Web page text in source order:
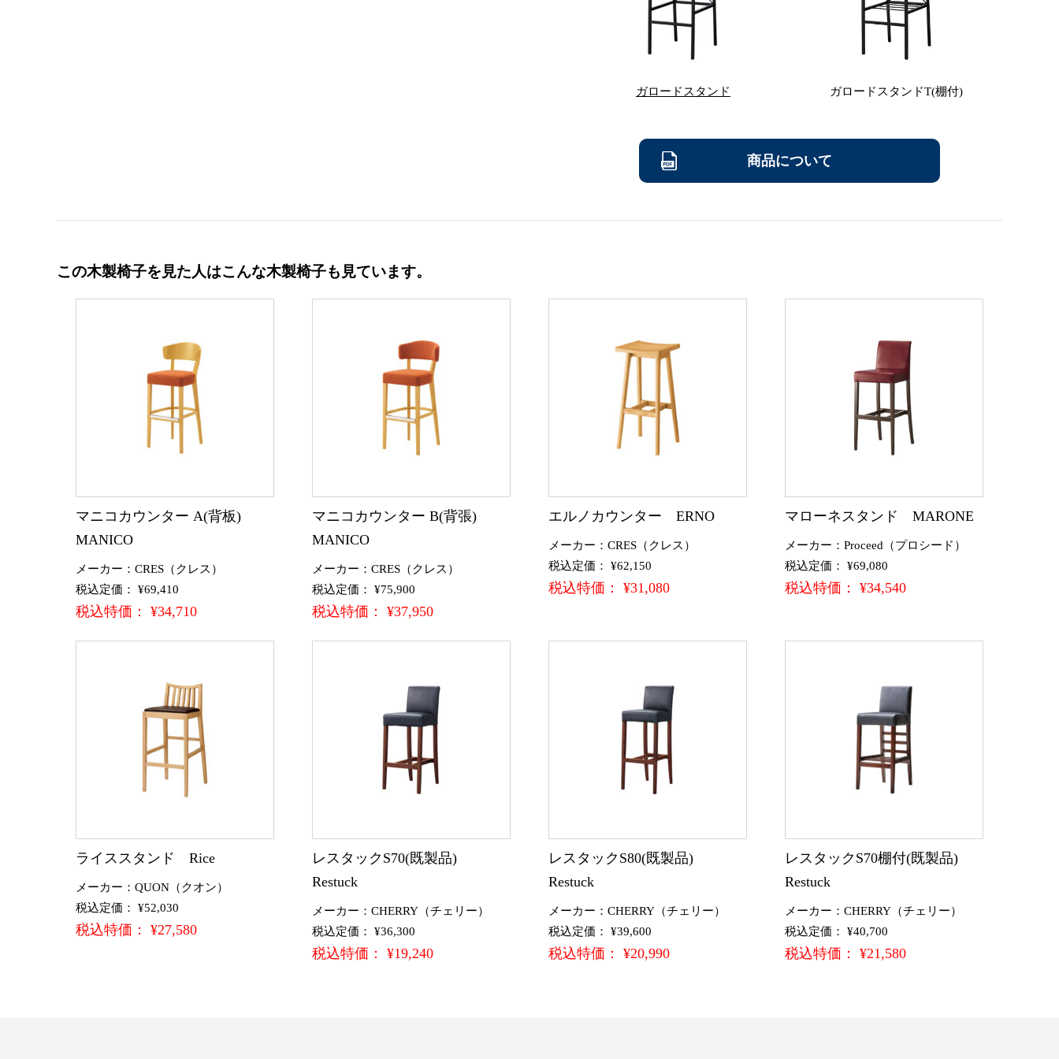
ガロードスタンド ガロードスタンドT(棚付)
商品について
この木製椅子を見た人はこんな木製椅子も見ています。
マニコカウンター A(背板)
MANICO
メーカー：CRES（クレス）
税込定価： ¥69,410
税込特価： ¥34,710
マニコカウンター B(背張)
MANICO
メーカー：CRES（クレス）
税込定価： ¥75,900
税込特価： ¥37,950
エルノカウンター ERNO
メーカー：CRES（クレス）
税込定価： ¥62,150
税込特価： ¥31,080
マローネスタンド MARONE
メーカー：Proceed（プロシード）
税込定価： ¥69,080
税込特価： ¥34,540
ライススタンド Rice
メーカー：QUON（クオン）
税込定価： ¥52,030
税込特価： ¥27,580
レスタックS70(既製品)
Restuck
メーカー：CHERRY（チェリー）
税込定価： ¥36,300
税込特価： ¥19,240
レスタックS80(既製品)
Restuck
メーカー：CHERRY（チェリー）
税込定価： ¥39,600
税込特価： ¥20,990
レスタックS70棚付(既製品)
Restuck
メーカー：CHERRY（チェリー）
税込定価： ¥40,700
税込特価： ¥21,580